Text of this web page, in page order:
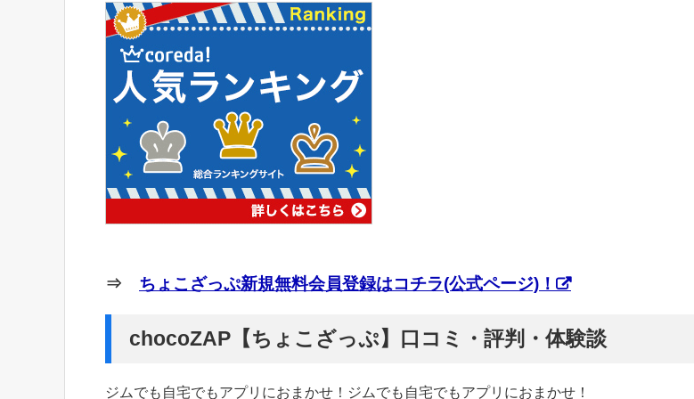
⇒ ちょこざっぷ新規無料会員登録はコチラ(公式ページ)！
chocoZAP【ちょこざっぷ】口コミ・評判・体験談
ジムでも自宅でもアプリにおまかせ！ジムでも自宅でもアプリにおまかせ！